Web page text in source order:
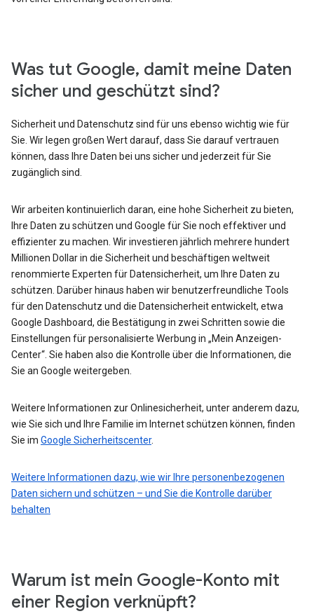
Was tut Google, damit meine Daten
sicher und geschützt sind?
Sicherheit und Datenschutz sind für uns ebenso wichtig wie für
Sie. Wir legen großen Wert darauf, dass Sie darauf vertrauen
können, dass Ihre Daten bei uns sicher und jederzeit für Sie
zugänglich sind.
Wir arbeiten kontinuierlich daran, eine hohe Sicherheit zu bieten,
Ihre Daten zu schützen und Google für Sie noch effektiver und
effizienter zu machen. Wir investieren jährlich mehrere hundert
Millionen Dollar in die Sicherheit und beschäftigen weltweit
renommierte Experten für Datensicherheit, um Ihre Daten zu
schützen. Darüber hinaus haben wir benutzerfreundliche Tools
für den Datenschutz und die Datensicherheit entwickelt, etwa
Google Dashboard, die Bestätigung in zwei Schritten sowie die
Einstellungen für personalisierte Werbung in „Mein Anzeigen-
Center“. Sie haben also die Kontrolle über die Informationen, die
Sie an Google weitergeben.
Weitere Informationen zur Onlinesicherheit, unter anderem dazu,
wie Sie sich und Ihre Familie im Internet schützen können, finden
Sie im Google Sicherheitscenter.
Weitere Informationen dazu, wie wir Ihre personenbezogenen
Daten sichern und schützen – und Sie die Kontrolle darüber
behalten
Warum ist mein Google-Konto mit
einer Region verknüpft?